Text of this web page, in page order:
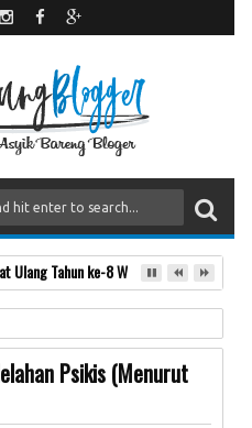
Ulang Tahun ke-8 Warung Blogger
(Menurut Awam)
Psikis (Menurut